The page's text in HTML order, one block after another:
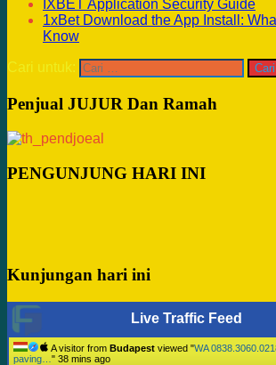
IXBET Application Security Guide
1xBet Download the App Install:
Know
Cari untuk:
Penjual JUJUR Dan Ramah
PENGUNJUNG HARI INI
Kunjungan hari ini
Live Traffic Feed
A visitor from Budapest viewed "WA
paving… " 38 mins ago